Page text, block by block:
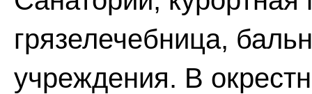
грязелечебница,
учреждения. В